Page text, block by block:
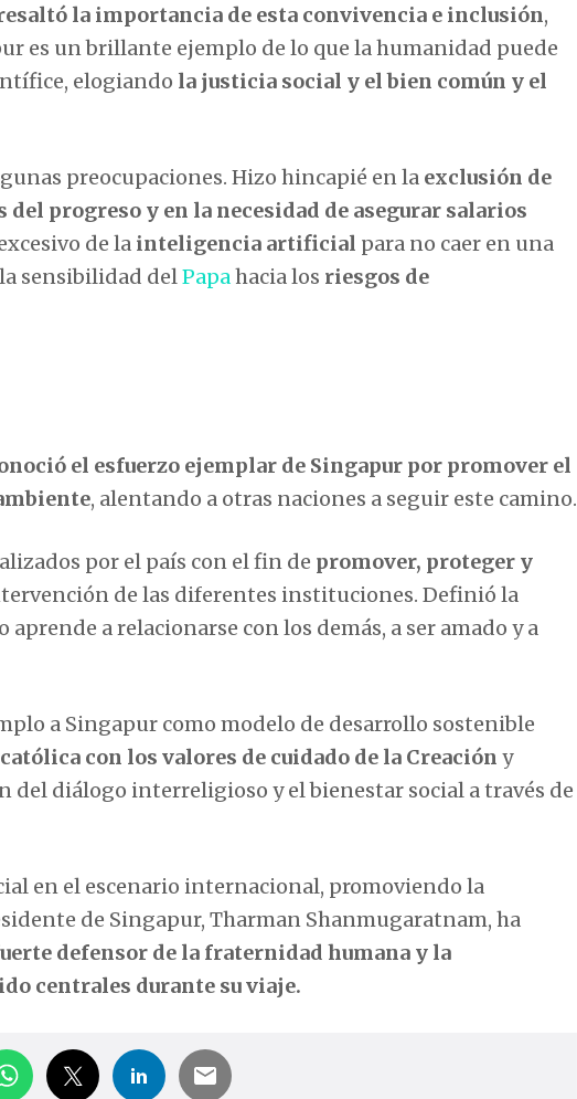
la importancia de esta convivencia e inclusión,
es un brillante ejemplo de lo que la humanidad puede
elogiando la justicia social y el bien común y el
preocupaciones. Hizo hincapié en la exclusión de
progreso y en la necesidad de asegurar salarios
de la inteligencia artificial para no caer en una
sensibilidad delPapahacia los riesgos de
el esfuerzo ejemplar de Singapur por promover el
, alentando a otras naciones a seguir este camino.
por el país con el fin de promover, proteger y
de las diferentes instituciones. Definió la
a relacionarse con los demás, a ser amado y a
a Singapur como modelo de desarrollo sostenible
con los valores de cuidado de la Creación y
del diálogo interreligioso y el bienestar social a través de
en el escenario internacional, promoviendo la
de Singapur, Tharman Shanmugaratnam, ha
defensor de la fraternidad humana y la
centrales durante su viaje.